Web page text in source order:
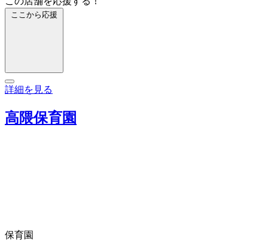
ここから応援
詳細を見る
高隈保育園
保育園